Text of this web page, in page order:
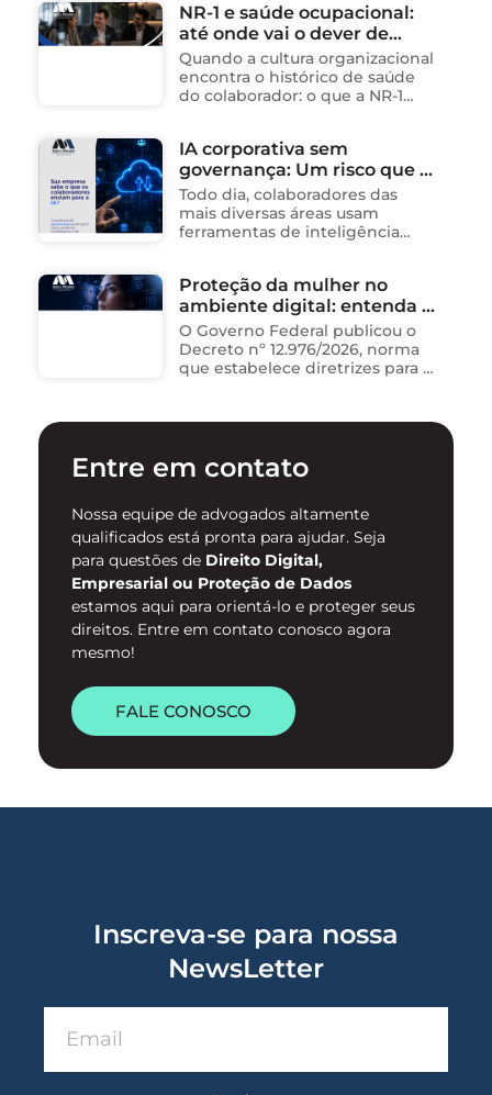
Sistema Integrado de
Segurança da Informação
(SISInfo), estabelecendo …
NR-1 e saúde ocupacional:
até onde vai o dever de
cuidado da empresa?
Quando a cultura organizacional
encontra o histórico de saúde
do colaborador: o que a NR-1
um dos ambientes mais
propícios para …
IA corporativa sem
governança: Um risco que já
está acontecendo
Todo dia, colaboradores das
mais diversas áreas usam
ferramentas de inteligência
dados, redigem e-mails, geram
relatórios. O problema não está
na ferramenta. Está …
Proteção da mulher no
ambiente digital: entenda o
novo Decreto nº 12.976/2026
O Governo Federal publicou o
Decreto nº 12.976/2026, norma
que estabelece diretrizes para a
enfrentamento da violência
digital. …
Entre em contato
Nossa equipe de advogados altamente
qualificados está pronta para ajudar. Seja
para questões de Direito Digital,
Empresarial ou Proteção de Dados
estamos aqui para orientá-lo e proteger seus
direitos. Entre em contato conosco agora
mesmo!
FALE CONOSCO
Inscreva-se para nossa
NewsLetter